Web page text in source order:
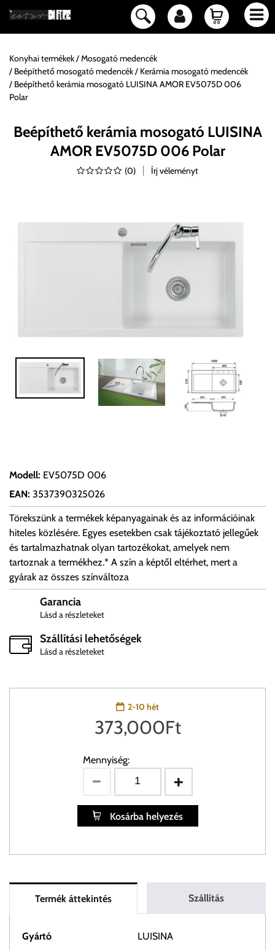
Konyhai termékek
Mosogató medencék
Beépíthető mosogató medencék
Kerámia mosogató medencék
Beépíthető kerámia mosogató LUISINA AMOR EV5075D 006
Polar
Beépíthető kerámia mosogató LUISINA
AMOR EV5075D 006 Polar
(0) Írj véleményt
Modell: EV5075D 006
EAN: 3537390325026
Törekszünk a termékek képanyagainak és az információinak
hiteles közlésére. Egyes esetekben csak tájékoztató jellegűek
és tartalmazhatnak olyan tartozékokat, amelyek nem
tartoznak a termékhez.* A szín a képtől eltérhet, mert a
gyárak az összes színváltoza
Garancia
Lásd a részleteket
Szállítási lehetőségek
Lásd a részleteket
2-10 hét
373,000Ft
Mennyiség:
Kosárba helyezés
Termék áttekintés Szállítás
Gyártó
LUISINA